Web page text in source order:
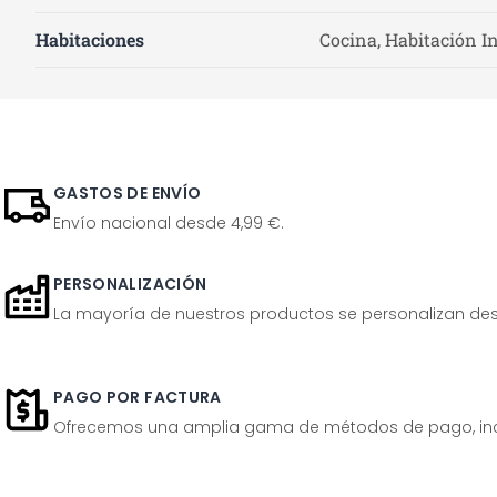
Habitaciones Cocina, Habitación
GASTOS DE ENVÍO
Envío nacional desde 4,99 €.
PERSONALIZACIÓN
La mayoría de nuestros productos se personalizan
PAGO POR FACTURA
Ofrecemos una amplia gama de métodos de pago,